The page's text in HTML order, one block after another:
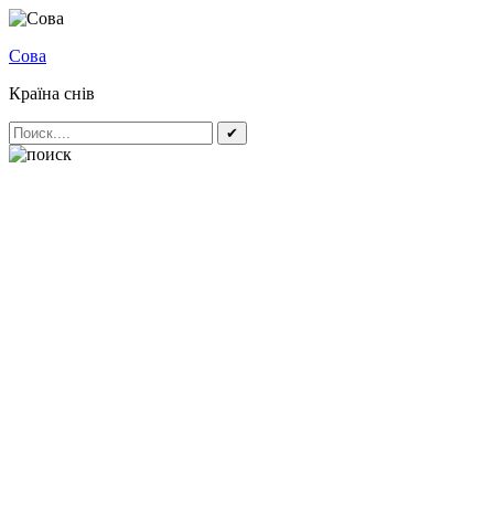
Сова
Країна снів
✔